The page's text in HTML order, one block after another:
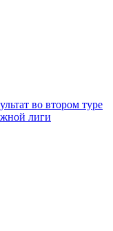
во втором туре
лиги